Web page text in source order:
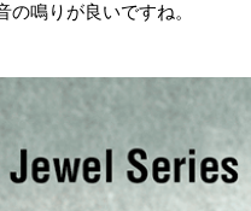
鳴りが良いですね。